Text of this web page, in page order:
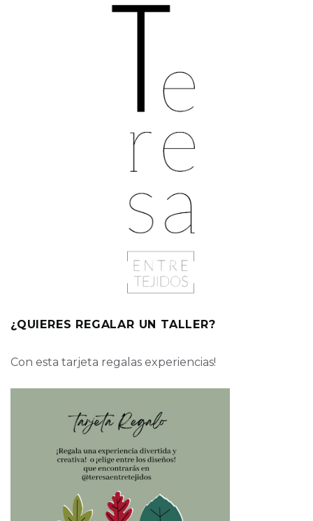
¿QUIERES REGALAR UN TALLER?
Con esta tarjeta regalas experiencias!